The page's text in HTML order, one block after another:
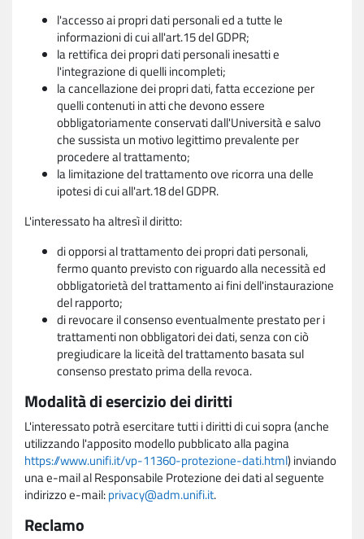
l'accesso ai propri dati personali ed a tutte le
informazioni di cui all'art.15 del GDPR;
la rettifica dei propri dati personali inesatti e
l'integrazione di quelli incompleti;
la cancellazione dei propri dati, fatta eccezione per
quelli contenuti in atti che devono essere
obbligatoriamente conservati dall'Università e salvo
che sussista un motivo legittimo prevalente per
procedere al trattamento;
la limitazione del trattamento ove ricorra una delle
ipotesi di cui all'art.18 del GDPR.
L'interessato ha altresì il diritto:
di opporsi al trattamento dei propri dati personali,
fermo quanto previsto con riguardo alla necessità ed
obbligatorietà del trattamento ai fini dell'instaurazione
del rapporto;
di revocare il consenso eventualmente prestato per i
trattamenti non obbligatori dei dati, senza con ciò
pregiudicare la liceità del trattamento basata sul
consenso prestato prima della revoca.
Modalità di esercizio dei diritti
L'interessato potrà esercitare tutti i diritti di cui sopra (anche
utilizzando l'apposito modello pubblicato alla pagina
https://www.unifi.it/vp-11360-protezione-dati.html) inviando
una e-mail al Responsabile Protezione dei dati al seguente
indirizzo e-mail:privacy@adm.unifi.it.
Reclamo